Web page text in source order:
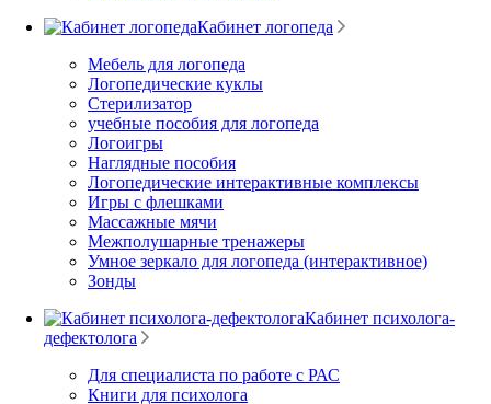
Кабинет логопеда
Мебель для логопеда
Логопедические куклы
Стерилизатор
учебные пособия для логопеда
Логоигры
Наглядные пособия
Логопедические интерактивные комплексы
Игры с флешками
Массажные мячи
Межполушарные тренажеры
Умное зеркало для логопеда (интерактивное)
Зонды
Кабинет психолога-
дефектолога
Для специалиста по работе с РАС
Книги для психолога